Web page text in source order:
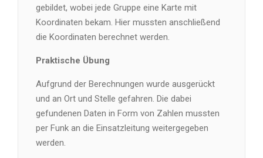
gebildet, wobei jede Gruppe eine Karte mit
Koordinaten bekam. Hier mussten anschließend
die Koordinaten berechnet werden.
Praktische Übung
Aufgrund der Berechnungen wurde ausgerückt
und an Ort und Stelle gefahren. Die dabei
gefundenen Daten in Form von Zahlen mussten
per Funk an die Einsatzleitung weitergegeben
werden.